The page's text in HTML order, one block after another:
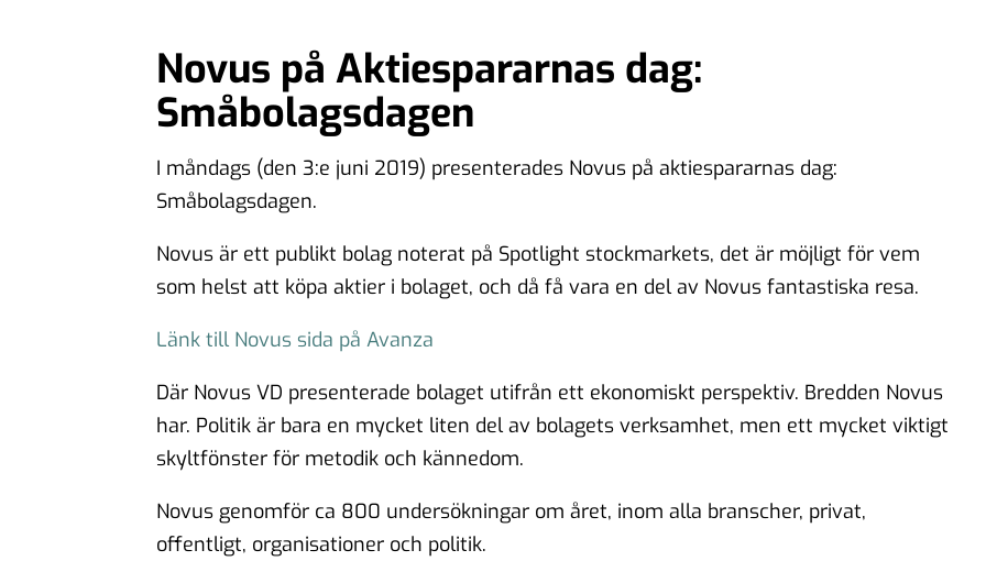
Novus på Aktiespararnas dag:
Småbolagsdagen
I måndags (den 3:e juni 2019) presenterades Novus på aktiespararnas dag:
Småbolagsdagen.
Novus är ett publikt bolag noterat på Spotlight stockmarkets, det är möjligt för vem
som helst att köpa aktier i bolaget, och då få vara en del av Novus fantastiska resa.
Länk till Novus sida på Avanza
Där Novus VD presenterade bolaget utifrån ett ekonomiskt perspektiv. Bredden Novus
har. Politik är bara en mycket liten del av bolagets verksamhet, men ett mycket viktigt
skyltfönster för metodik och kännedom.
Novus genomför ca 800 undersökningar om året, inom alla branscher, privat,
offentligt, organisationer och politik.